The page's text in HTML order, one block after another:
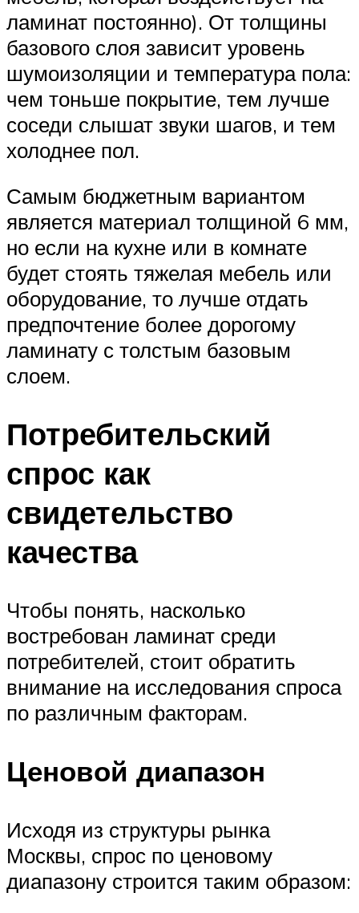
ламинат постоянно). От толщины
базового слоя зависит уровень
шумоизоляции и температура пола:
чем тоньше покрытие, тем лучше
соседи слышат звуки шагов, и тем
холоднее пол.
Самым бюджетным вариантом
является материал толщиной 6 мм,
но если на кухне или в комнате
будет стоять тяжелая мебель или
оборудование, то лучше отдать
предпочтение более дорогому
ламинату с толстым базовым
слоем.
Потребительский
спрос как
свидетельство
качества
Чтобы понять, насколько
востребован ламинат среди
потребителей, стоит обратить
внимание на исследования спроса
по различным факторам.
Ценовой диапазон
Исходя из структуры рынка
Москвы, спрос по ценовому
диапазону строится таким образом: